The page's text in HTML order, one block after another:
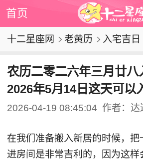
首页
十二星座网 老黄历 入宅吉日
农历二零二六年三月廿八
2026年5月14日这天可以
2026-04-19 08:45:04 作者：达
在我们准备搬入新居的时候，把
进房间是非常吉利的，因为这